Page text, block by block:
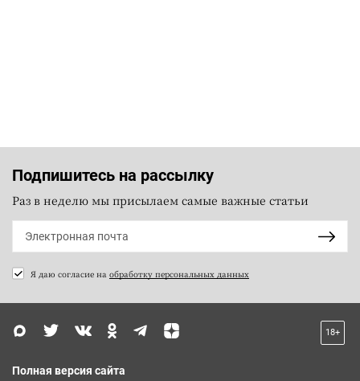
Подпишитесь на рассылку
Раз в неделю мы присылаем самые важные статьи
Я даю согласие на обработку персональных данных
18+
Полная версия сайта